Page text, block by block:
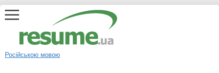
Російською мовою